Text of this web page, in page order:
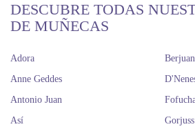
DESCUBRE TODAS
DE MUÑECAS
Adora
Anne Geddes
Antonio Juan
Así
Berjuan
Gorjuss